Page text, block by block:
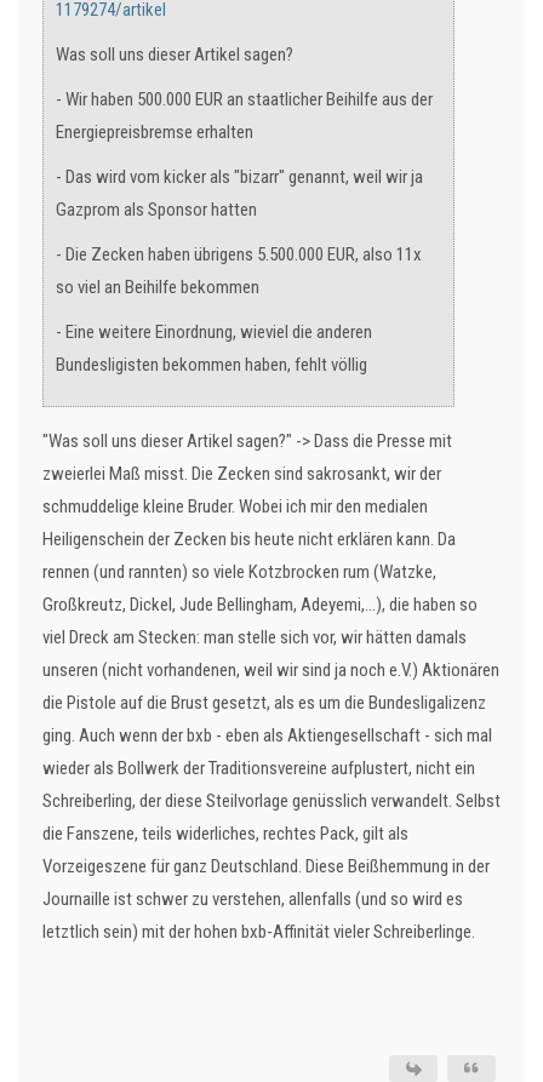
1179274/artikel
Was soll uns dieser Artikel sagen?
- Wir haben 500.000 EUR an staatlicher Beihilfe aus der
Energiepreisbremse erhalten
- Das wird vom kicker als "bizarr" genannt, weil wir ja
Gazprom als Sponsor hatten
- Die Zecken haben übrigens 5.500.000 EUR, also 11x
so viel an Beihilfe bekommen
- Eine weitere Einordnung, wieviel die anderen
Bundesligisten bekommen haben, fehlt völlig
"Was soll uns dieser Artikel sagen?" -> Dass die Presse mit
zweierlei Maß misst. Die Zecken sind sakrosankt, wir der
schmuddelige kleine Bruder. Wobei ich mir den medialen
Heiligenschein der Zecken bis heute nicht erklären kann. Da
rennen (und rannten) so viele Kotzbrocken rum (Watzke,
Großkreutz, Dickel, Jude Bellingham, Adeyemi,...), die haben so
viel Dreck am Stecken: man stelle sich vor, wir hätten damals
unseren (nicht vorhandenen, weil wir sind ja noch e.V.) Aktionären
die Pistole auf die Brust gesetzt, als es um die Bundesligalizenz
ging. Auch wenn der bxb - eben als Aktiengesellschaft - sich mal
wieder als Bollwerk der Traditionsvereine aufplustert, nicht ein
Schreiberling, der diese Steilvorlage genüsslich verwandelt. Selbst
die Fanszene, teils widerliches, rechtes Pack, gilt als
Vorzeigeszene für ganz Deutschland. Diese Beißhemmung in der
Journaille ist schwer zu verstehen, allenfalls (und so wird es
letztlich sein) mit der hohen bxb-Affinität vieler Schreiberlinge.